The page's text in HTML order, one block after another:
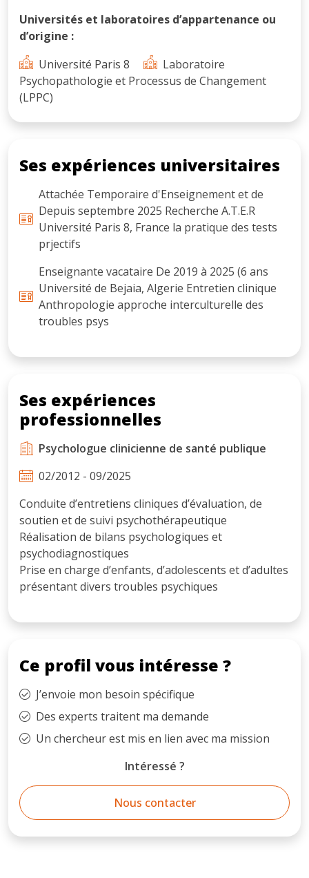
Universités et laboratoires d’appartenance ou
d’origine :
Université Paris 8
Laboratoire
Psychopathologie et Processus de Changement
(LPPC)
Ses expériences universitaires
Attachée Temporaire d'Enseignement et de
Depuis septembre 2025 Recherche A.T.E.R
Université Paris 8, France la pratique des tests
prjectifs
Enseignante vacataire De 2019 à 2025 (6 ans
Université de Bejaia, Algerie Entretien clinique
Anthropologie approche interculturelle des
troubles psys
Ses expériences
professionnelles
Psychologue clinicienne de santé publique
02/2012 - 09/2025
Conduite d’entretiens cliniques d’évaluation, de
soutien et de suivi psychothérapeutique
Réalisation de bilans psychologiques et
psychodiagnostiques
Prise en charge d’enfants, d’adolescents et d’adultes
présentant divers troubles psychiques
Ce profil vous intéresse ?
J’envoie mon besoin spécifique
Des experts traitent ma demande
Un chercheur est mis en lien avec ma mission
Intéressé ?
Nous contacter